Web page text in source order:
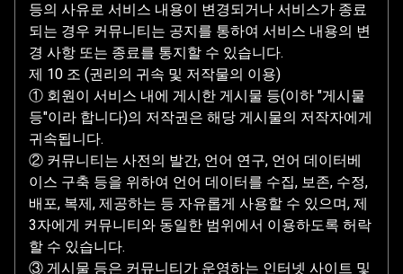
등의 사유로 서비스 내용이 변경되거나 서비스가 종료
되는 경우 커뮤니티는 공지를 통하여 서비스 내용의 변
경 사항 또는 종료를 통지할 수 있습니다.
제 10 조 (권리의 귀속 및 저작물의 이용)
① 회원이 서비스 내에 게시한 게시물 등(이하 "게시물
등"이라 합니다)의 저작권은 해당 게시물의 저작자에게
귀속됩니다.
② 커뮤니티는 사전의 발간, 언어 연구, 언어 데이터베
이스 구축 등을 위하여 언어 데이터를 수집, 보존, 수정,
배포, 복제, 제공하는 등 자유롭게 사용할 수 있으며, 제
3자에게 커뮤니티와 동일한 범위에서 이용하도록 허락
할 수 있습니다.
③ 게시물 등은 커뮤니티가 운영하는 인터넷 사이트 및